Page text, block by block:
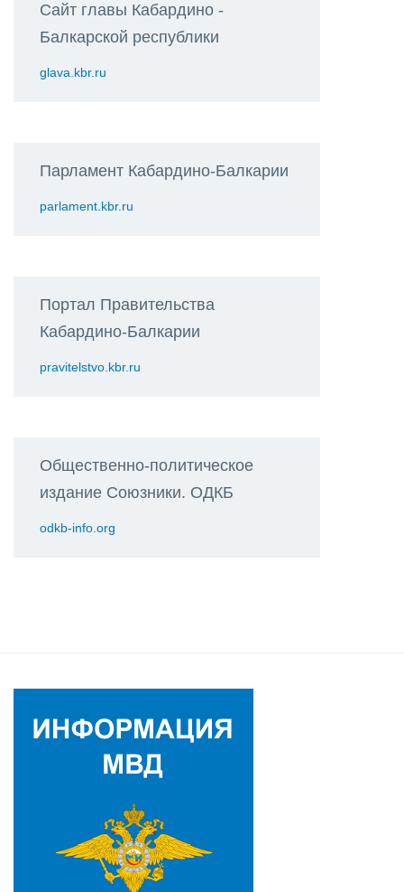
Сайт главы Кабардино -
Балкарской республики
glava.kbr.ru
Парламент Кабардино-Балкарии
parlament.kbr.ru
Портал Правительства
Кабардино-Балкарии
pravitelstvo.kbr.ru
Общественно-политическое
издание Союзники. ОДКБ
odkb-info.org